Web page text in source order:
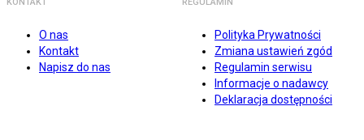
O nas
Kontakt
Napisz do nas
Polityka Prywatności
Zmiana ustawień zgód
Regulamin serwisu
Informacje o nadawcy
Deklaracja dostępności